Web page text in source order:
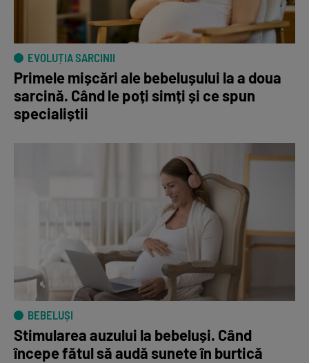
EVOLUȚIA SARCINII
Primele mișcări ale bebelușului la a doua
sarcină. Când le poți simți și ce spun
specialiștii
BEBELUȘI
Stimularea auzului la bebeluși. Când
începe fătul să audă sunete în burtică